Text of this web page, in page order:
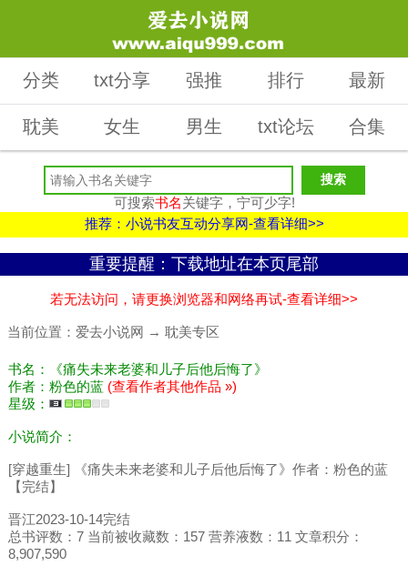
分类 txt分享 强推 排行 最新
耽美 女生 男生 txt论坛 合集
可搜索书名关键字，宁可少字!
推荐：小说书友互动分享网-查看详细>>
重要提醒：下载地址在本页尾部
若无法访问，请更换浏览器和网络再试-查看详细>>
当前位置： 爱去小说网 → 耽美专区
书名：《痛失未来老婆和儿子后他后悔了》
作者：粉色的蓝 (查看作者其他作品 »)
星级：
小说简介：
[穿越重生] 《痛失未来老婆和儿子后他后悔了》作者：粉色的蓝
【完结】
晋江2023-10-14完结
总书评数：7 当前被收藏数：157 营养液数：11 文章积分：
8,907,590